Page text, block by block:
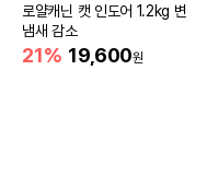
로얄캐닌 캣 인도어 1.2kg 변
냄새 감소
21% 19,600원